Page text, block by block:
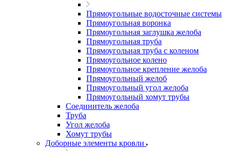
Прямоугольные водосточные системы
Прямоугольная воронка
Прямоугольная заглушка желоба
Прямоугольная труба
Прямоугольная труба c коленом
Прямоугольное колено
Прямоугольное крепление желоба
Прямоугольный желоб
Прямоугольный угол желоба
Прямоугольный хомут трубы
Соединитель желоба
Труба
Угол желоба
Хомут трубы
Доборные элементы кровли